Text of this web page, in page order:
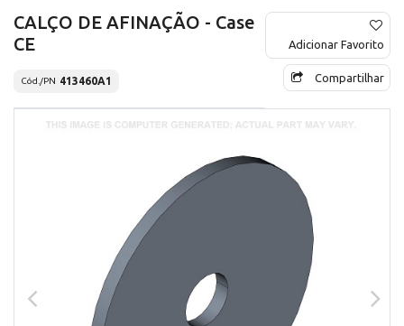
CALÇO DE AFINAÇÃO - Case
CE
Cód./PN 413460A1
Adicionar Favorito
Compartilhar